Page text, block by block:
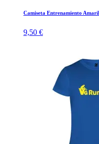
Camiseta Entrenamiento
9,50 €